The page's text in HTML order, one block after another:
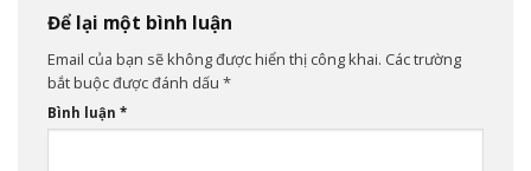
Để lại một bình luận
Email của bạn sẽ không được hiển thị công khai. Các trường
bắt buộc được đánh dấu *
Bình luận *